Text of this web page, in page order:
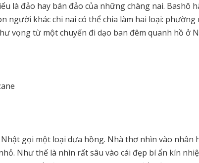
là đảo hay bán đảo của những chàng nai. Bashô
người khác chi nai có thể chia làm hai loại:
vọng từ một chuyến đi dạo ban đêm quanh hồ ở
gọi một loại dưa hồng. Nhà thơ nhìn vào nhân
Như thế là nhìn rất sâu vào cái đẹp bí ẩn kín